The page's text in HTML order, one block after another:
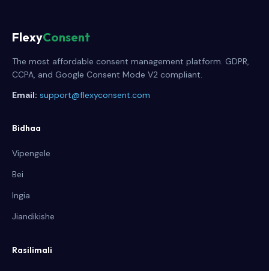
FlexyConsent
The most affordable consent management platform. GDPR,
CCPA, and Google Consent Mode V2 compliant.
Email: support@flexyconsent.com
Bidhaa
Vipengele
Bei
Ingia
Jiandikishe
Rasilimali